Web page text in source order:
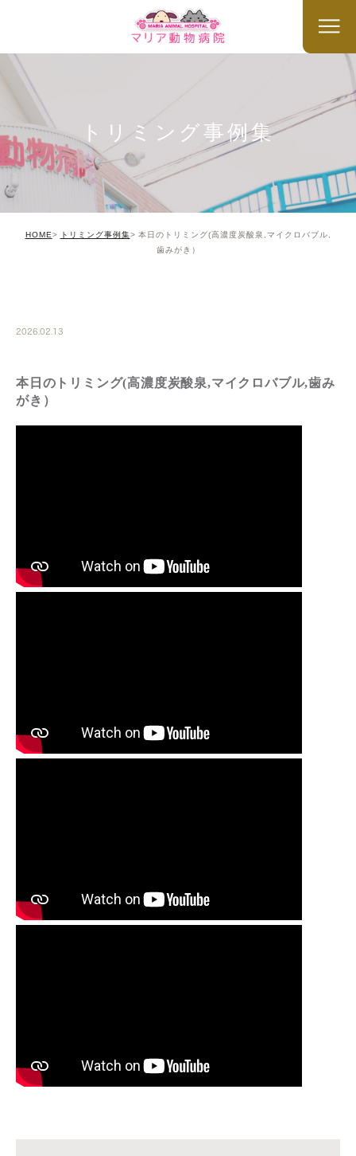
トリミング事例集
HOME トリミング事例集
本日のトリミング(高濃度炭酸泉,マイクロバブル,
歯みがき）
2026.02.13
本日のトリミング(高濃度炭酸泉,マイクロバブル,歯み
がき）